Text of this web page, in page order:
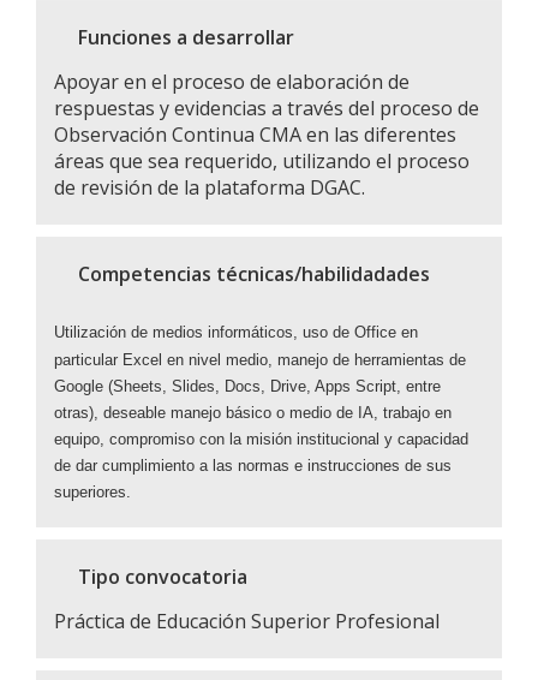
Funciones a desarrollar
Apoyar en el proceso de elaboración de
respuestas y evidencias a través del proceso de
Observación Continua CMA en las diferentes
áreas que sea requerido, utilizando el proceso
de revisión de la plataforma DGAC.
Competencias técnicas/habilidadades
Utilización de medios informáticos, uso de Office en
particular Excel en nivel medio, manejo de herramientas de
Google (Sheets, Slides, Docs, Drive, Apps Script, entre
otras), deseable manejo básico o medio de IA, trabajo en
equipo, compromiso con la misión institucional y capacidad
de dar cumplimiento a las normas e instrucciones de sus
superiores.
Tipo convocatoria
Práctica de Educación Superior Profesional